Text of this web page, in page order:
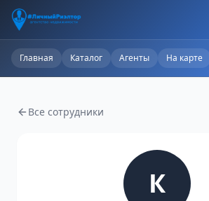
Главная Каталог Агенты На карте
Все сотрудники
К